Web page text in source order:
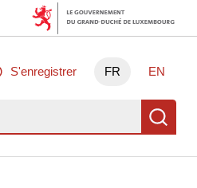
S'enregistrer FR EN